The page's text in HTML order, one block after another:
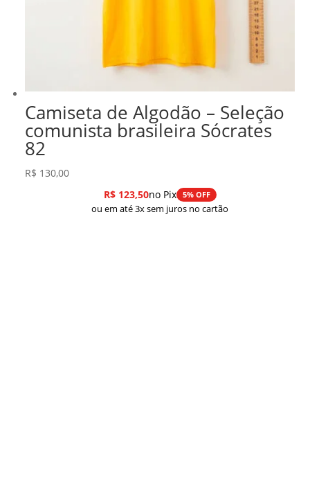
Camiseta de Algodão – Seleção
comunista brasileira Sócrates
82
R$ 130,00
R$123,50no Pix 5% OFF
ou em até 3x sem juros no cartão